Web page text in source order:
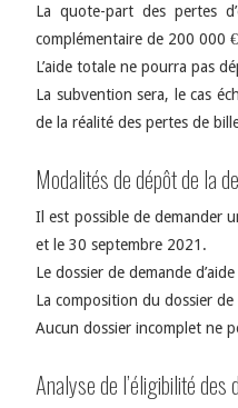
La quote-part des pertes
complémentaire de 200 000
L’aide totale ne pourra pas
La subvention sera, le cas
de la réalité des pertes de
Modalités de dépôt de la
Il est possible de demander
et le 30 septembre 2021.
Le dossier de demande
La composition du dossier
Aucun dossier incomplet ne
Analyse de l’éligibilité des